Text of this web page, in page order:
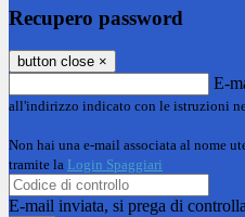
Recupero password
button close ×
E-
all'indirizzo indicato con le istruzioni
Non hai una e-mail associata al nome
tramite la Login Spaggiari
E-mail inviata, si prega di